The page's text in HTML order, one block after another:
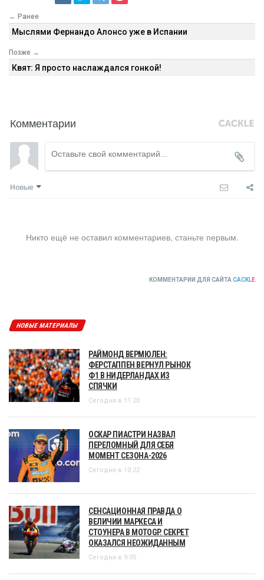
← Ранее
Мыслями Фернандо Алонсо уже в Испании
Позже →
Квят: Я просто наслаждался гонкой!
Комментарии
Новые
Никто ещё не оставил комментариев, станьте первым.
КОММЕНТАРИИ ДЛЯ САЙТА CACKLE
НОВЫЕ МАТЕРИАЛЫ
РАЙМОНД ВЕРМЮЛЕН:
ФЕРСТАППЕН ВЕРНУЛ РЫНОК
Ф1 В НИДЕРЛАНДАХ ИЗ
СПЯЧКИ
Сегодня в 11:20
ОСКАР ПИАСТРИ НАЗВАЛ
ПЕРЕЛОМНЫЙ ДЛЯ СЕБЯ
МОМЕНТ СЕЗОНА-2026
Сегодня в 10:22
СЕНСАЦИОННАЯ ПРАВДА О
ВЕЛИЧИИ МАРКЕСА И
СТОУНЕРА В MOTOGP. СЕКРЕТ
ОКАЗАЛСЯ НЕОЖИДАННЫМ
Сегодня в 9:05